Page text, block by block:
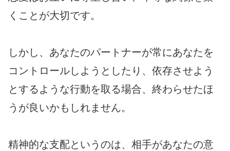
くことが大切です。
しかし、あなたのパートナーが常にあなたを
コントロールしようとしたり、依存させよう
とするような行動を取る場合、終わらせたほ
うが良いかもしれません。
精神的な支配というのは、相手があなたの意